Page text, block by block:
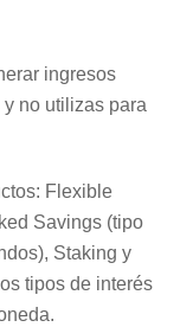
ingresos
no utilizas para
Flexible
Savings (tipo
Staking y
tipos de interés